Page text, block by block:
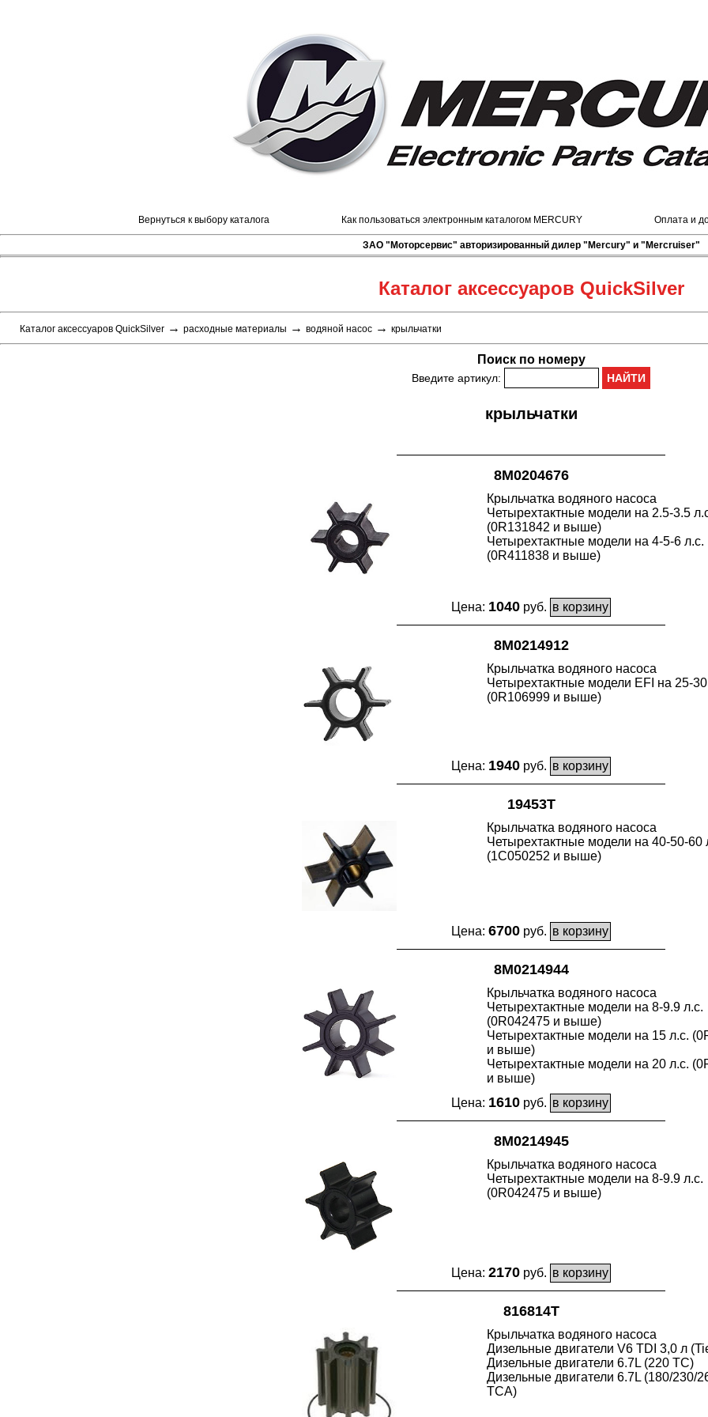
Вернуться к выбору каталога Как пользоваться электронным каталогом MERCURY Оплата и
ЗАО "Моторсервис" авторизированный дилер "Mercury" и "Mercruiser"
Каталог аксессуаров QuickSilver
Каталог аксессуаров QuickSilver → расходные материалы → водяной насос → крыльчатки
Поиск по номеру
Введите артикул:
крыльчатки
8M0204676
Крыльчатка водяного насоса
Четырехтактные модели на 2.5-3.5
(0R131842 и выше)
Четырехтактные модели на 4-5-6 л.с.
(0R411838 и выше)
Цена: 1040 руб.
8M0214912
Крыльчатка водяного насоса
Четырехтактные модели EFI на 25-30
(0R106999 и выше)
Цена: 1940 руб.
19453T
Крыльчатка водяного насоса
Четырехтактные модели на 40-50-60
(1C050252 и выше)
Цена: 6700 руб.
8M0214944
Крыльчатка водяного насоса
Четырехтактные модели на 8-9.9 л.с.
(0R042475 и выше)
Четырехтактные модели на 15 л.с.
и выше)
Четырехтактные модели на 20 л.с.
и выше)
Цена: 1610 руб.
8M0214945
Крыльчатка водяного насоса
Четырехтактные модели на 8-9.9 л.с.
(0R042475 и выше)
Цена: 2170 руб.
816814T
Крыльчатка водяного насоса
Дизельные двигатели V6 TDI 3,0 л
Дизельные двигатели 6.7L (220 TC)
Дизельные двигатели 6.7L (180/230/
TCA)